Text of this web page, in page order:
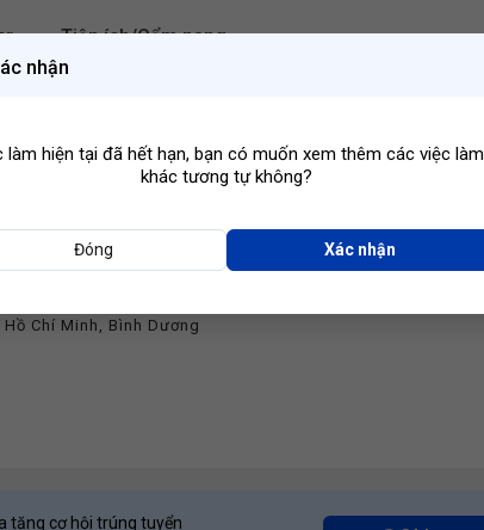
Tiện ích/Cẩm nang
Hồ Chí Minh , Bình Dương
tăng cơ hội trúng tuyển
nhận
làm hiện tại đã hết hạn, bạn có muốn xem thêm các việc làm
khác tương tự không?
Đóng Xác nhận